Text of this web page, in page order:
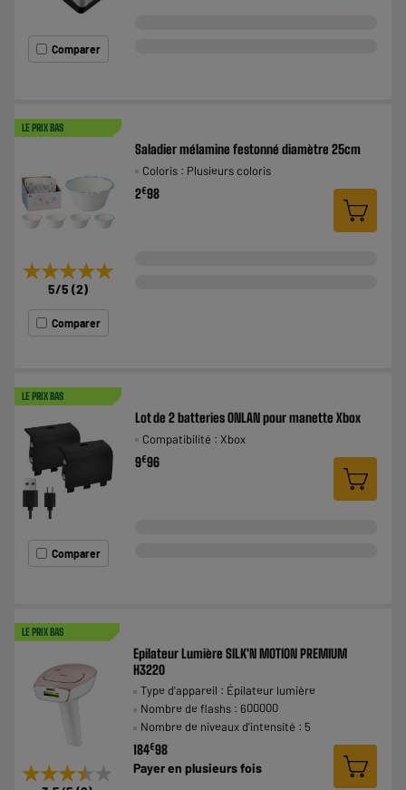
Comparer
LE PRIX BAS
★★★★★
★★★★★
5/5 (2)
Comparer
Saladier mélamine festonné diamètre 25cm
Coloris : Plusieurs coloris
2€98
LE PRIX BAS
Comparer
Lot de 2 batteries ONLAN pour manette Xbox
Compatibilité : Xbox
9€96
LE PRIX BAS
★★★★★
★★★★★
Epilateur Lumière SILK'N MOTION PREMIUM
H3220
Type d'appareil : Épilateur lumière
Nombre de flashs : 600000
Nombre de niveaux d'intensité : 5
184€98
Payer en plusieurs fois